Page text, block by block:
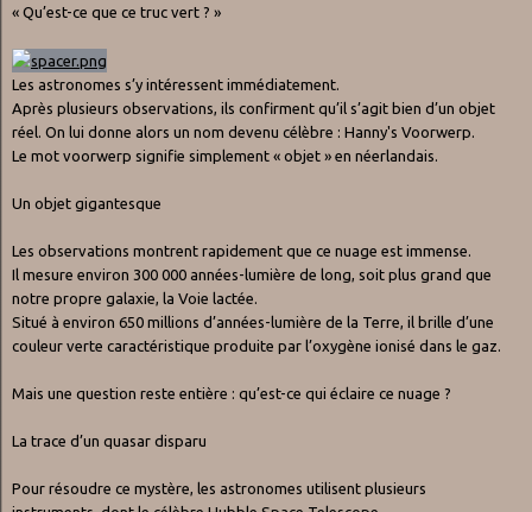
« Qu’est-ce que ce truc vert ? »
Les astronomes s’y intéressent immédiatement.
Après plusieurs observations, ils confirment qu’il s’agit bien d’un objet
réel. On lui donne alors un nom devenu célèbre : Hanny's Voorwerp.
Le mot voorwerp signifie simplement « objet » en néerlandais.
Un objet gigantesque
Les observations montrent rapidement que ce nuage est immense.
Il mesure environ 300 000 années-lumière de long, soit plus grand que
notre propre galaxie, la Voie lactée.
Situé à environ 650 millions d’années-lumière de la Terre, il brille d’une
couleur verte caractéristique produite par l’oxygène ionisé dans le gaz.
Mais une question reste entière : qu’est-ce qui éclaire ce nuage ?
La trace d’un quasar disparu
Pour résoudre ce mystère, les astronomes utilisent plusieurs